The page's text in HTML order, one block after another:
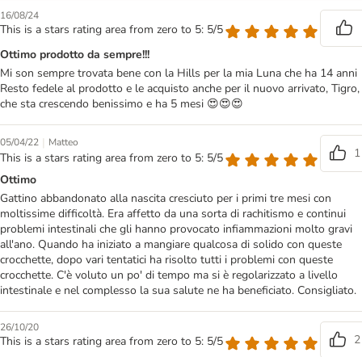
16/08/24
This is a stars rating area from zero to 5: 5/5
Ottimo prodotto da sempre!!!
Mi son sempre trovata bene con la Hills per la mia Luna che ha 14 anni
Resto fedele al prodotto e le acquisto anche per il nuovo arrivato, Tigro,
che sta crescendo benissimo e ha 5 mesi 😍😍😍
05/04/22 | Matteo
This is a stars rating area from zero to 5: 5/5
1
Ottimo
Gattino abbandonato alla nascita cresciuto per i primi tre mesi con
moltissime difficoltà. Era affetto da una sorta di rachitismo e continui
problemi intestinali che gli hanno provocato infiammazioni molto gravi
all'ano. Quando ha iniziato a mangiare qualcosa di solido con queste
crocchette, dopo vari tentatici ha risolto tutti i problemi con queste
crocchette. C'è voluto un po' di tempo ma si è regolarizzato a livello
intestinale e nel complesso la sua salute ne ha beneficiato. Consigliato.
26/10/20
This is a stars rating area from zero to 5: 5/5
2